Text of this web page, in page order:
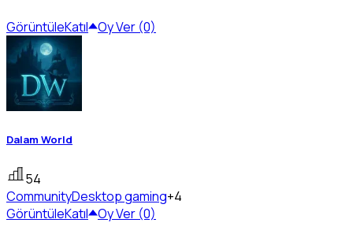
GörüntüleKatıl Oy Ver (0)
Dalam World
54
CommunityDesktop gaming+4
GörüntüleKatıl Oy Ver (0)